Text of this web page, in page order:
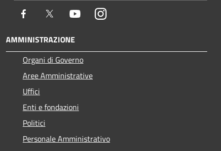
Facebook Twitter YoutubeInstagram
AMMINISTRAZIONE
Organi di Governo
Aree Amministrative
Uffici
Enti e fondazioni
Politici
Personale Amministrativo